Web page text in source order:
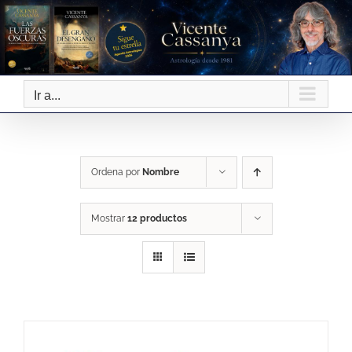
Saltar
al
contenido
Ir a...
Ordena por Nombre
Mostrar 12 productos